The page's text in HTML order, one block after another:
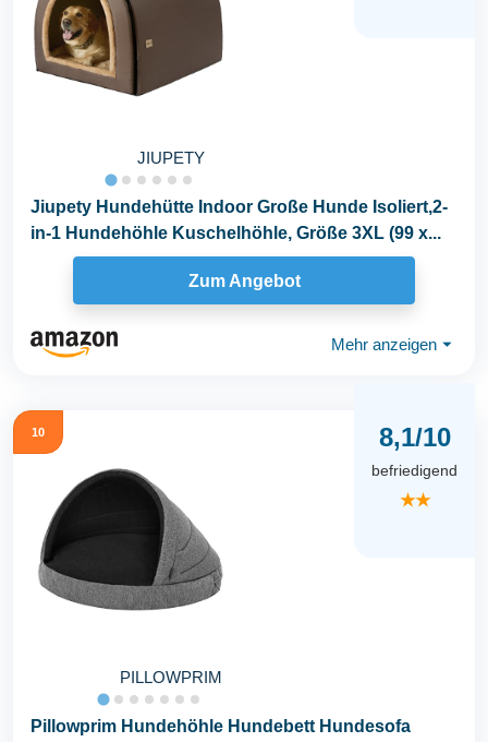
JIUPETY
Jiupety Hundehütte Indoor Große Hunde Isoliert,2-
in-1 Hundehöhle Kuschelhöhle, Größe 3XL (99 x...
Zum Angebot
Mehr anzeigen ⏷
10
PILLOWPRIM
8,1/10
befriedigend
★★
Pillowprim Hundehöhle Hundebett Hundesofa